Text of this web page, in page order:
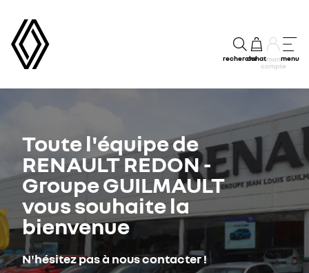
rechercheachatmon
compte
menu
Toute l'équipe de
RENAULT REDON -
Groupe GUILMAULT
vous souhaite la
bienvenue
N'hésitez pas à nous contacter !